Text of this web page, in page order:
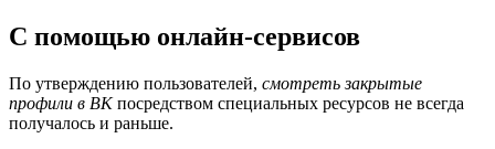
С помощью онлайн-сервисов
По утверждению пользователей, смотреть закрытые
профили в ВКпосредством специальных ресурсов не всегда
получалось и раньше.